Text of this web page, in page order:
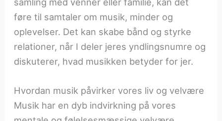
føre til samtaler om musik, minder og
oplevelser. Det kan skabe bånd og styrke
relationer, når I deler jeres yndlingsnumre og
diskuterer, hvad musikken betyder for jer.
Hvordan musik påvirker vores liv og velvære
Musik har en dyb indvirkning på vores